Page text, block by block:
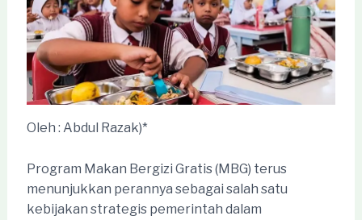
Oleh : Abdul Razak)*
Program Makan Bergizi Gratis (MBG) terus
menunjukkan perannya sebagai salah satu
kebijakan strategis pemerintah dalam